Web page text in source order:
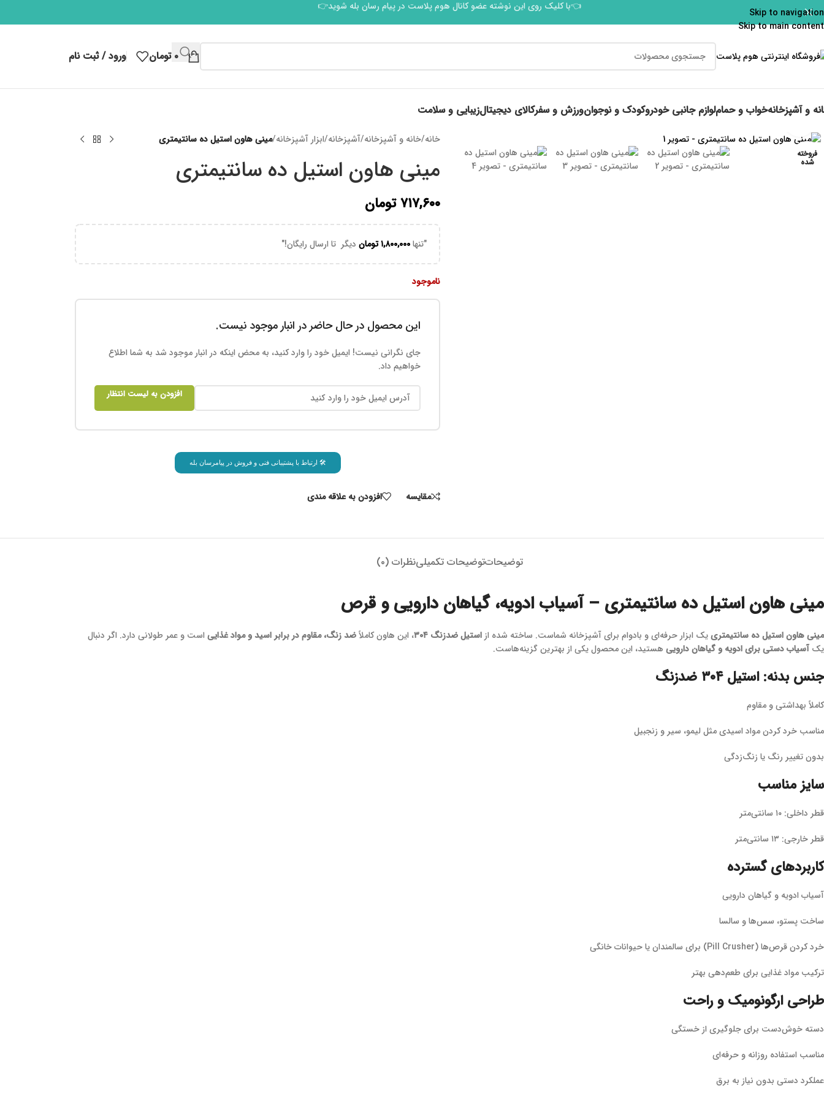
Skip to navigation
Skip to main content
👈با کلیک روی این نوشته عضو کانال هوم پلاست در پیام رسان بله شوید👉
۰ تومان ورود / ثبت نام
و آشپزخانهخواب و حماملوازم جانبی خودروکودک و نوجوانورزش و سفرکالای دیجیتالزیبایی و سلامت
فروخته
شده
خانه/خانه و آشپزخانه/آشپزخانه/ابزار آشپزخانه/مینی هاون استیل ده سانتیمتری
مینی هاون استیل ده سانتیمتری
۷۱۷,۶۰۰ تومان
"تنها۱,۸۰۰,۰۰۰توماندیگر تا ارسال رایگان!"
ناموجود
این محصول در حال حاضر در انبار موجود نیست.
جای نگرانی نیست! ایمیل خود را وارد کنید، به محض اینکه در انبار موجود شد به شما اطلاع
خواهیم داد.
افزودن به لیست انتظار
🛠 ارتباط با پشتیبانی فنی و فروش در پیامرسان بله
مقايسه افزودن به علاقه مندی
توضیحاتتوضیحات تکمیلینظرات (۰)
مینی هاون استیل ده سانتیمتری – آسیاب ادویه، گیاهان دارویی و قرص
مینی هاون استیل ده سانتیمترییک ابزار حرفه‌ای و بادوام برای آشپزخانه شماست. ساخته شده از استیل ضدزنگ ۳۰۴ ، این هاون کاملاًضد زنگ، مقاوم در برابر اسید و مواد غذایی است و عمر طولانی دارد. اگر دنبال
یک آسیاب دستی برای ادویه و گیاهان دارویی هستید، این محصول یکی از بهترین گزینه‌هاست.
جنس بدنه: استیل ۳۰۴ ضدزنگ
کاملاً بهداشتی و مقاوم
مناسب خرد کردن مواد اسیدی مثل لیمو، سیر و زنجبیل
بدون تغییر رنگ یا زنگ‌زدگی
سایز مناسب
قطر داخلی: ۱۰ سانتی‌متر
قطر خارجی: ۱۳ سانتی‌متر
کاربردهای گسترده
آسیاب ادویه و گیاهان دارویی
ساخت پستو، سس‌ها و سالسا
خرد کردن قرص‌ها (Pill Crusher) برای سالمندان یا حیوانات خانگی
ترکیب مواد غذایی برای طعم‌دهی بهتر
طراحی ارگونومیک و راحت
دسته خوش‌دست برای جلوگیری از خستگی
مناسب استفاده روزانه و حرفه‌ای
عملکرد دستی بدون نیاز به برق